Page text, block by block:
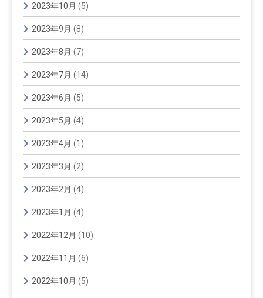
2023年10月 (5)
2023年9月 (8)
2023年8月 (7)
2023年7月 (14)
2023年6月 (5)
2023年5月 (4)
2023年4月 (1)
2023年3月 (2)
2023年2月 (4)
2023年1月 (4)
2022年12月 (10)
2022年11月 (6)
2022年10月 (5)